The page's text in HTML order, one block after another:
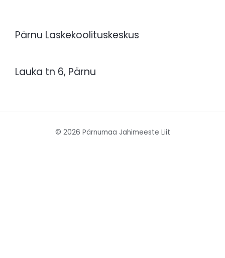
Pärnu Laskekoolituskeskus
Lauka tn 6, Pärnu
© 2026 Pärnumaa Jahimeeste Liit